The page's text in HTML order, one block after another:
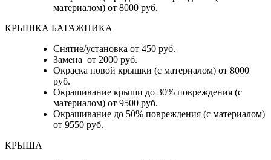
материалом) от 8000 руб.
КРЫШКА БАГАЖНИКА
Снятие/установка от 450 руб.
Замена от 2000 руб.
Окраска новой крышки (с материалом) от 8000
руб.
Окрашивание крыши до 30% повреждения (с
материалом) от 9500 руб.
Окрашивание до 50% повреждения (с материалом)
от 9550 руб.
КРЫША